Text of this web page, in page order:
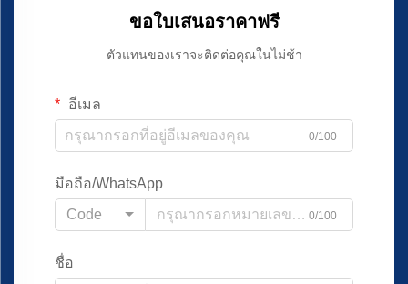
ขอใบเสนอราคาฟรี
ตัวแทนของเราจะติดต่อคุณในไม่ช้า
อีเมล
0/100
มือถือ/WhatsApp
Code
0/100
ชื่อ